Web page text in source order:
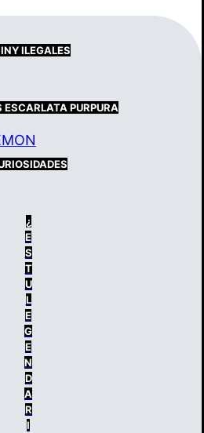
ILEGALES
ESCARLATA PURPURA
¿
E
S
T
U
L
E
G
E
N
D
A
R
I